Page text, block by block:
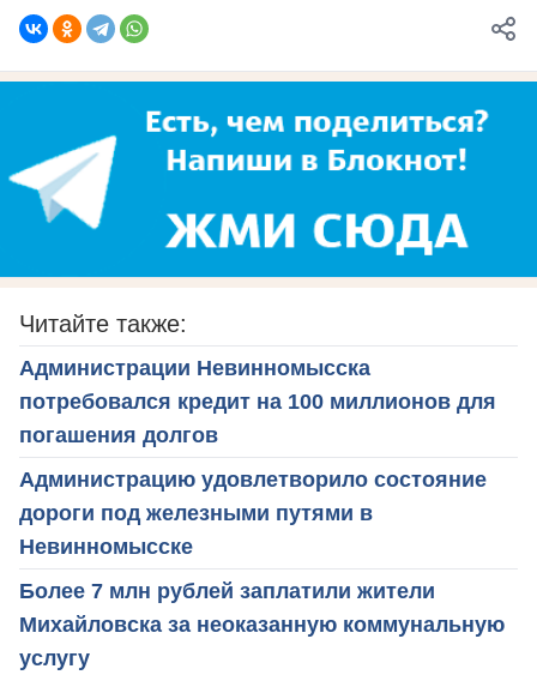
Читайте также:
Администрации Невинномысска
потребовался кредит на 100 миллионов для
погашения долгов
Администрацию удовлетворило состояние
дороги под железными путями в
Невинномысске
Более 7 млн рублей заплатили жители
Михайловска за неоказанную коммунальную
услугу